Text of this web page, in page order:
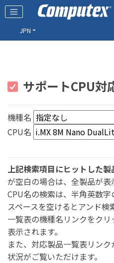
JPN
サポートCPU対
機種名
CPU名
上記検索項目にヒットした製
が空白の場合は、全製品が表
CPU名の検索は、半角英数
スペースを空けるとアンド検
一覧表の機種名リンクをク
表示されます。
また、対応製品一覧表リン
状況がご覧いただけます。